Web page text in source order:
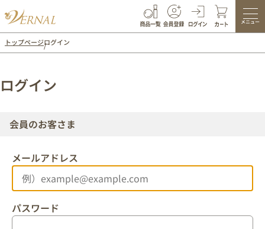
メニュー
トップページログイン
ログイン
会員のお客さま
メールアドレス
パスワード